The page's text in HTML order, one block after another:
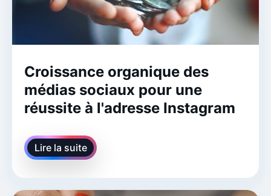
Croissance organique des
médias sociaux pour une
réussite à l'adresse Instagram
Lire la suite